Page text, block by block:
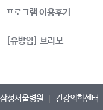
프로그램 이용후기
[유방암] 브라보
삼성서울병원 건강의학센터